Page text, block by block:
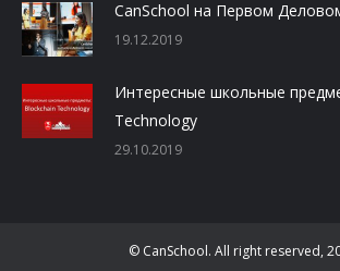
CanSchool на Первом
19.12.2019
Интересные школьные
Technology
29.10.2019
© CanSchool. All right reserved,